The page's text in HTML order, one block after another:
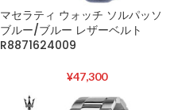
マセラティ ウォッチ ソルパッソ
ブルー/ブルー レザーベルト
R8871624009
¥47,300